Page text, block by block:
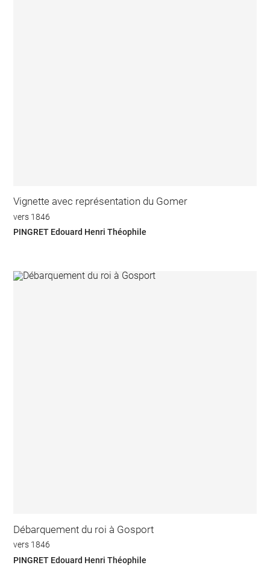
Vignette avec représentation du Gomer
vers 1846
PINGRET Edouard Henri Théophile
Débarquement du roi à Gosport
vers 1846
PINGRET Edouard Henri Théophile